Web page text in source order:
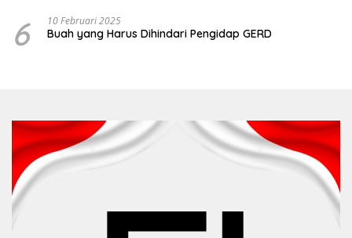
6 10 Februari 2025
Buah yang Harus Dihindari Pengidap GERD